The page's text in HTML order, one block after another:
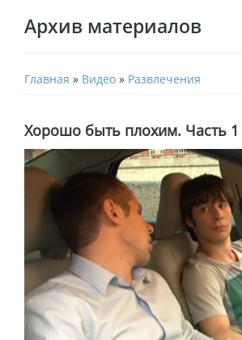
Архив материалов
Главная » Видео » Развлечения
Хорошо быть плохим. Часть 1